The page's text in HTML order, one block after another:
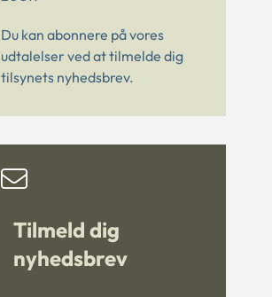
Du kan abonnere på vores
udtalelser ved at tilmelde dig
tilsynets nyhedsbrev.
Tilmeld dig
nyhedsbrev